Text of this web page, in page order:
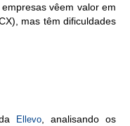
vêem valor em
mas têm dificuldades
Ellevo, analisando os